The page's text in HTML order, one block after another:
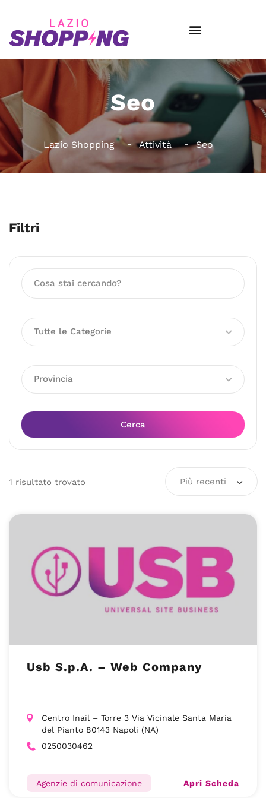
Seo
Lazio Shopping Attività Seo
Filtri
Tutte le Categorie
Provincia
Cerca
1 risultato trovato Più recenti
Usb S.p.A. – Web Company
Centro Inail – Torre 3 Via Vicinale Santa Maria
del Pianto 80143 Napoli (NA)
0250030462
Agenzie di comunicazione Apri Scheda